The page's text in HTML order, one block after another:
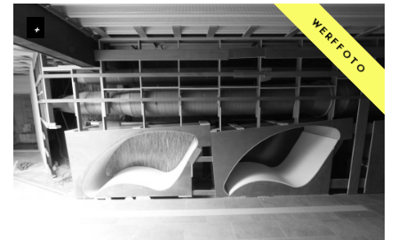
WERFFOTO